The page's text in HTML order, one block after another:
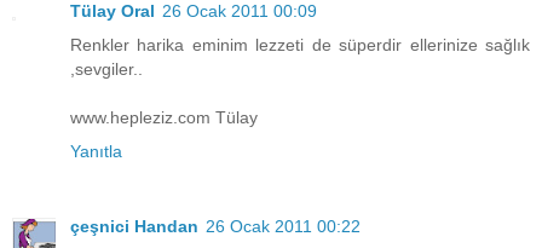
Tülay Oral 26 Ocak 2011 00:09
Renkler harika eminim lezzeti de süperdir ellerinize sağlık
,sevgiler..
www.hepleziz.com Tülay
Yanıtla
çeşnici Handan 26 Ocak 2011 00:22